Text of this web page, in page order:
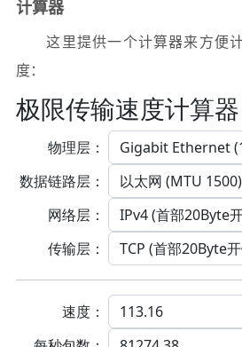
计算器
这里提供一个计算器来方便计
度：